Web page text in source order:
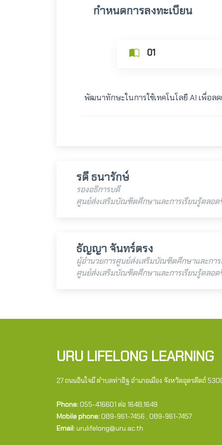
กำหนดการลงทะเบียน
01
พัฒนาทักษะในการใช้เทคโนโลยี AI เพื่อลด
รดี ธนารักษ์
รองอธิการบดี
ศูนย์ส่งเสริมบัณฑิตศึกษาและการเรียนรู้ตลอด
ธัญญา จันทร์ตรง
ผู้อำนวยการศูนย์ส่งเสริมบัณฑิตศึกษาและการ
ศูนย์ส่งเสริมบัณฑิตศึกษาและการเรียนรู้ตลอด
URU LIFELONG LEARNING
27 ถนนอินใจมี ตำบลท่าอิฐ อำเภอเมือง จังหวัดอุตรดิตถ์
Phone:055-416601 ต่อ 1648,1649
Mobile phone:089-961-7456 , 089-961-7457
Email:urulifelong@uru.ac.th